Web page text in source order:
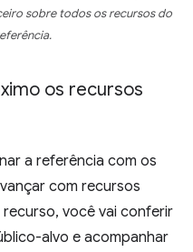
sobre todos os recursos do
os recursos
a referência com os
com recursos
você vai conferir
alvo e acompanhar